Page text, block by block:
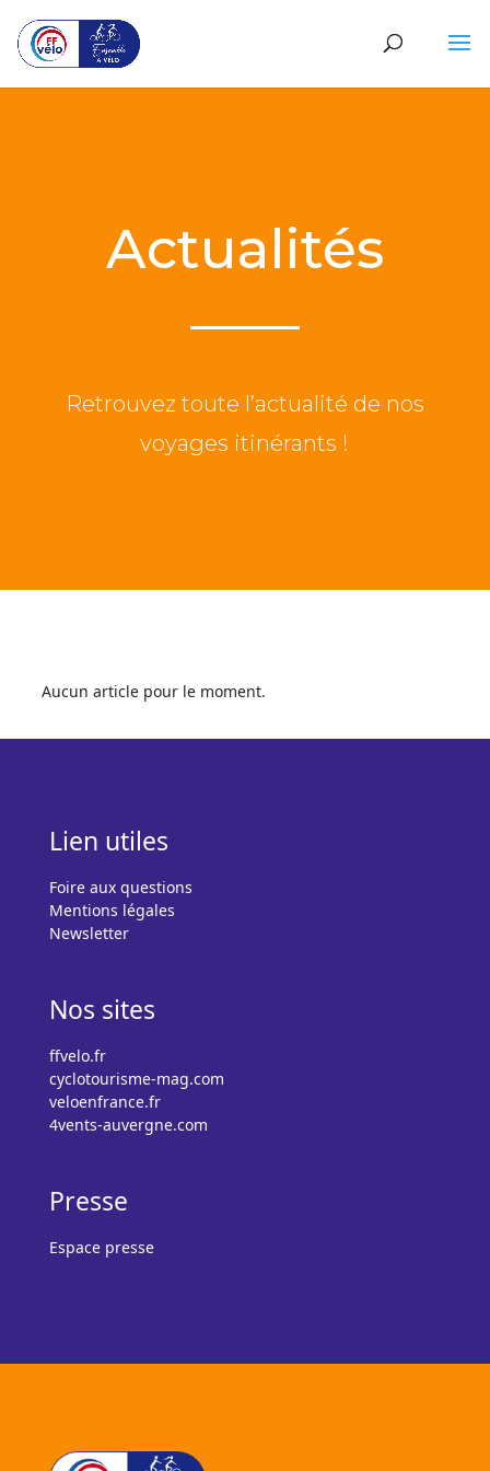
Actualités
Retrouvez toute l’actualité de nos
voyages itinérants !
Aucun article pour le moment.
Lien utiles
Foire aux questions
Mentions légales
Newsletter
Nos sites
ffvelo.fr
cyclotourisme-mag.com
veloenfrance.fr
4vents-auvergne.com
Presse
Espace presse